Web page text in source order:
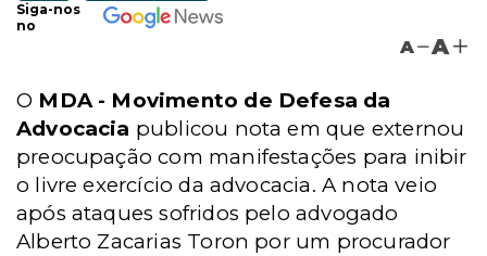
Siga-nos
no
A A
O MDA - Movimento de Defesa da
Advocacia publicou nota em que externou
preocupação com manifestações para inibir
o livre exercício da advocacia. A nota veio
após ataques sofridos pelo advogado
Alberto Zacarias Toron por um procurador